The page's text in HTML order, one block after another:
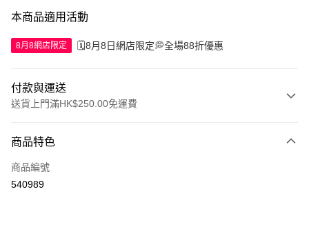
本商品適用活動
8月8網店限定 🗓️8月8日網店限定💭全場88折優惠
付款與運送
送貨上門滿HK$250.00免運費
信用卡
Apple Pay
商品特色
商品編號
540989